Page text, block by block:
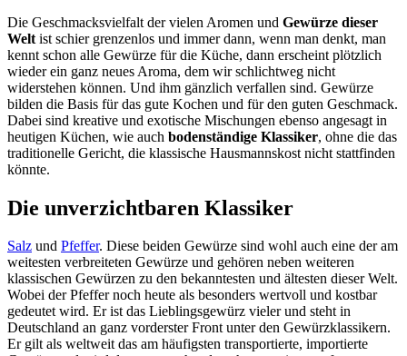
Die Geschmacksvielfalt der vielen Aromen und Gewürze dieser
Welt ist schier grenzenlos und immer dann, wenn man denkt, man
kennt schon alle Gewürze für die Küche, dann erscheint plötzlich
wieder ein ganz neues Aroma, dem wir schlichtweg nicht
widerstehen können. Und ihm gänzlich verfallen sind. Gewürze
bilden die Basis für das gute Kochen und für den guten Geschmack.
Dabei sind kreative und exotische Mischungen ebenso angesagt in
heutigen Küchen, wie auch bodenständige Klassiker, ohne die das
traditionelle Gericht, die klassische Hausmannskost nicht stattfinden
könnte.
Die unverzichtbaren Klassiker
Salz und Pfeffer. Diese beiden Gewürze sind wohl auch eine der am
weitesten verbreiteten Gewürze und gehören neben weiteren
klassischen Gewürzen zu den bekanntesten und ältesten dieser Welt.
Wobei der Pfeffer noch heute als besonders wertvoll und kostbar
gedeutet wird. Er ist das Lieblingsgewürz vieler und steht in
Deutschland an ganz vorderster Front unter den Gewürzklassikern.
Er gilt als weltweit das am häufigsten transportierte, importierte